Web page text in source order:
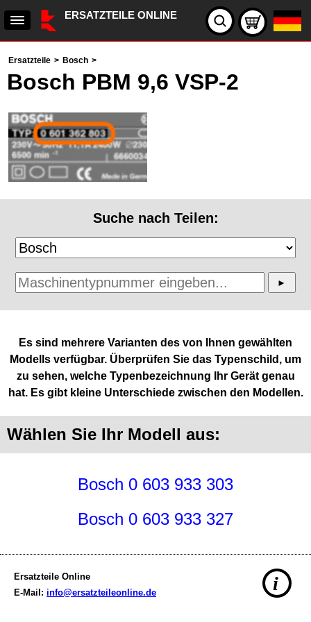
ERSATZTEILE ONLINE
Ersatzteile > Bosch >
Bosch PBM 9,6 VSP-2
Suche nach Teilen:
Es sind mehrere Varianten des von Ihnen gewählten
Modells verfügbar. Überprüfen Sie das Typenschild, um
zu sehen, welche Typenbezeichnung Ihr Gerät genau
hat. Es gibt kleine Unterschiede zwischen den Modellen.
Wählen Sie Ihr Modell aus:
Bosch 0 603 933 303
Bosch 0 603 933 327
Ersatzteile Online
E-Mail: info@ersatzteileonline.de i